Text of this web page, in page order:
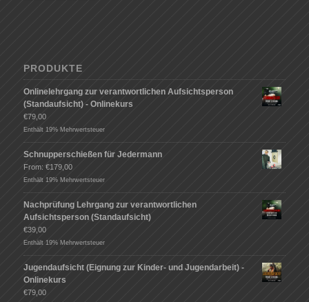
PRODUKTE
Onlinelehrgang zur verantwortlichen Aufsichtsperson
(Standaufsicht) - Onlinekurs
€79,00
Enthält 19% Mehrwertsteuer
Schnupperschießen für Jedermann
From: €179,00
Enthält 19% Mehrwertsteuer
Nachprüfung Lehrgang zur verantwortlichen
Aufsichtsperson (Standaufsicht)
€39,00
Enthält 19% Mehrwertsteuer
Jugendaufsicht (Eignung zur Kinder- und Jugendarbeit) -
Onlinekurs
€79,00